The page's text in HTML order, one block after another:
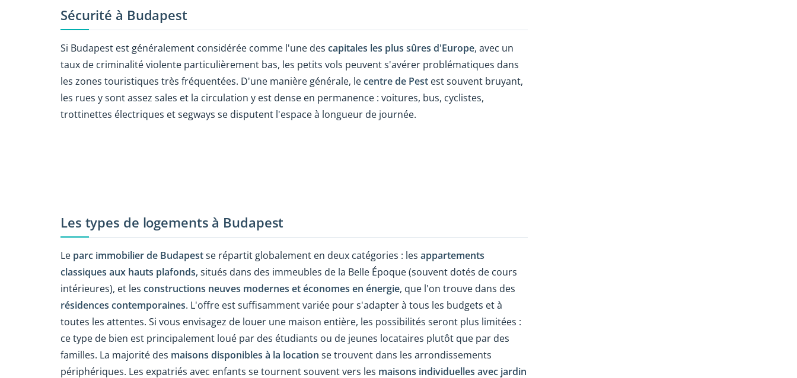
Sécurité à Budapest
Si Budapest est généralement considérée comme l'une des capitales les plus sûres d'Europe, avec un
taux de criminalité violente particulièrement bas, les petits vols peuvent s'avérer problématiques dans
les zones touristiques très fréquentées. D'une manière générale, lecentre de Pest est souvent bruyant,
les rues y sont assez sales et la circulation y est dense en permanence : voitures, bus, cyclistes,
trottinettes électriques et segways se disputent l'espace à longueur de journée.
Les types de logements à Budapest
Le parc immobilier de Budapestse répartit globalement en deux catégories : les appartements
classiques aux hauts plafonds, situés dans des immeubles de la Belle Époque (souvent dotés de cours
intérieures), et les constructions neuves modernes et économes en énergie, que l'on trouve dans des
résidences contemporaines. L'offre est suffisamment variée pour s'adapter à tous les budgets et à
toutes les attentes. Si vous envisagez de louer une maison entière, les possibilités seront plus limitées :
ce type de bien est principalement loué par des étudiants ou de jeunes locataires plutôt que par des
familles. La majorité des maisons disponibles à la location se trouvent dans les arrondissements
périphériques. Les expatriés avec enfants se tournent souvent vers les maisons individuelles avec jardin